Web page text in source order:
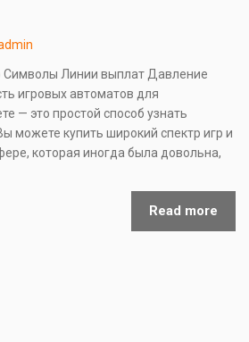
Линии выплат Давление
игровых автоматов для
— это простой способ узнать
можете купить широкий спектр игр и
которая иногда была довольна,
Read more